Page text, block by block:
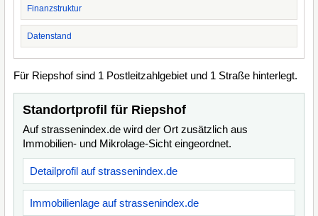
Finanzstruktur
Datenstand
Für Riepshof sind 1 Postleitzahlgebiet und 1 Straße hinterlegt.
Standortprofil für Riepshof
Auf strassenindex.de wird der Ort zusätzlich aus
Immobilien- und Mikrolage-Sicht eingeordnet.
Detailprofil auf strassenindex.de
Immobilienlage auf strassenindex.de